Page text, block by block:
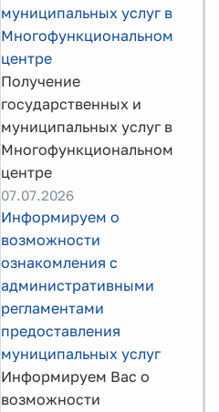
муниципальных услуг в
Многофункциональном
центре
Получение
государственных и
муниципальных услуг в
Многофункциональном
центре
07.07.2026
Информируем о
возможности
ознакомления с
административными
регламентами
предоставления
муниципальных услуг
Информируем Вас о
возможности